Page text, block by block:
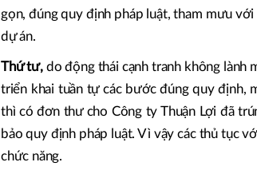
gọn, đúng quy định pháp luật, tham mưu
dự án.
Thứ tư, do động thái cạnh tranh không lành
triển khai tuần tự các bước đúng quy định,
thì có đơn thư cho Công ty Thuận Lợi đã
bảo quy định pháp luật. Vì vậy các thủ tục
chức năng.